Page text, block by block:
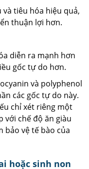
tiêu hóa hiệu quả,
thuận lợi hơn.
diễn ra mạnh hơn
gốc tự do hơn.
và polyphenol
các gốc tự do này.
chỉ xét riêng một
với chế độ ăn giàu
bảo vệ tế bào của
hoặc sinh non